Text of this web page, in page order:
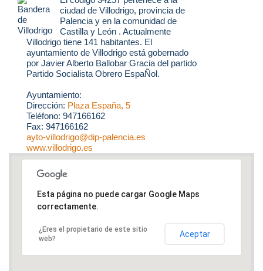
ciudad de Villodrigo, provincia de
Palencia y en la comunidad de
Castilla y León . Actualmente
Villodrigo tiene 141 habitantes. El
ayuntamiento de Villodrigo está gobernado
por Javier Alberto Ballobar Gracia del partido
Partido Socialista Obrero EspaÑol.
Ayuntamiento:
Dirección: Plaza España, 5
Teléfono: 947166162
Fax: 947166162
ayto-villodrigo@dip-palencia.es
www.villodrigo.es
Esta página no puede cargar Google Maps
correctamente.
¿Eres el propietario de este sitio
web?
Aceptar